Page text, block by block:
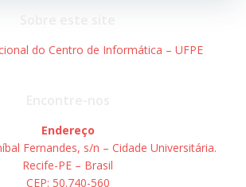
do Centro de Informática – UFPE
Endereço
Fernandes, s/n – Cidade Universitária.
Recife-PE – Brasil
CEP: 50.740-560